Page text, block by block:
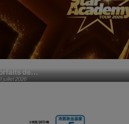
juillet 2026
de...